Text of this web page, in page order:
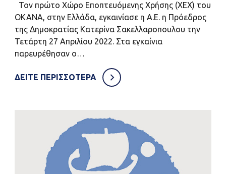
Τον πρώτο Χώρο Εποπτευόμενης Χρήσης (ΧΕΧ) του
ΟΚΑΝΑ, στην Ελλάδα, εγκαινίασε η Α.Ε. η Πρόεδρος
της Δημοκρατίας Κατερίνα Σακελλαροπουλου την
Τετάρτη 27 Απριλίου 2022. Στα εγκαίνια
παρευρέθησαν ο…
ΔΕΙΤΕ ΠΕΡΙΣΣΟΤΕΡΑ